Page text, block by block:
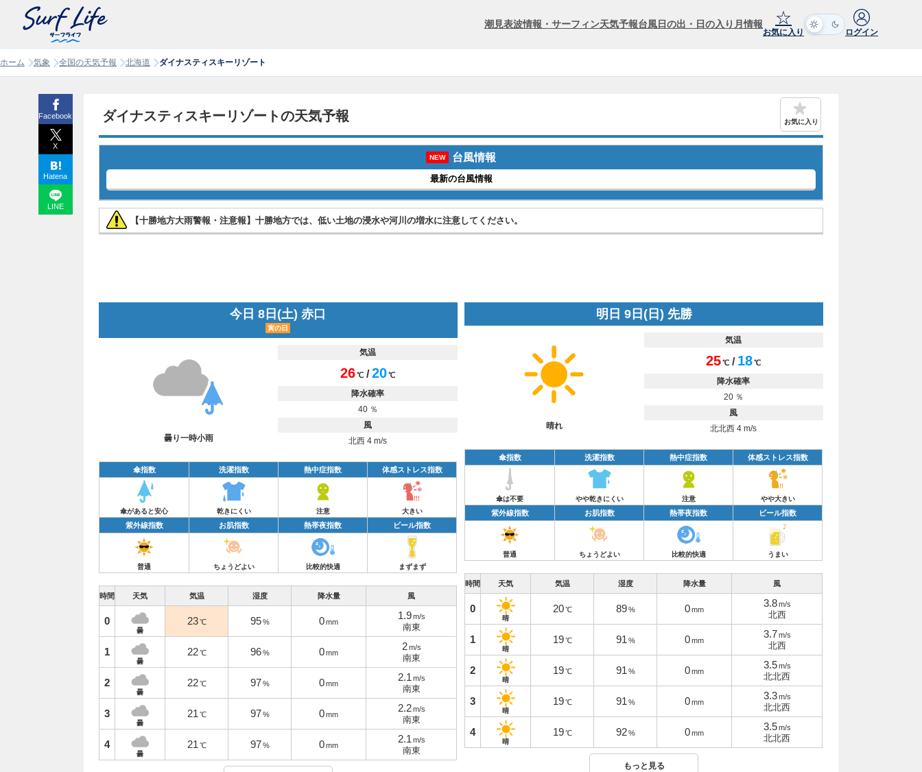
潮見表波情報・サーフィン天気予報台風日の出・日の入り 月情報 ☆
お気に入り ログイン
ホーム 気象 全国の天気予報 北海道 ダイナスティスキーリゾート
ダイナスティスキーリゾートの天気予報 お気に入り
NEW 台風情報
最新の台風情報
【十勝地方大雨警報・注意報】十勝地方では、低い土地の浸水や河川の増水に注意してください。
今日 8日(土) 赤口
寅の日
曇り一時小雨
気温
26℃ /20℃
降水確率
40 ％
風
北西 4 m/s
傘指数 洗濯指数 熱中症指数 体感ストレス指数
傘があると安心 乾きにくい 注意 大きい
紫外線指数 お肌指数 熱帯夜指数 ビール指数
普通 ちょうどよい 比較的快適 まずまず
時間 天気 気温 湿度 降水量 風
0
曇
23 ℃ 95 % 0mm
1.9 m/s
南東
1
曇
22 ℃ 96 % 0mm
2 m/s
南東
2
曇
22 ℃ 97 % 0mm
2.1 m/s
南東
3
曇
21 ℃ 97 % 0mm
2.2 m/s
南東
4
曇
21 ℃ 97 % 0mm
2.1 m/s
南東
明日 9日(日) 先勝
晴れ
気温
25℃ / 18℃
降水確率
20 ％
風
北北西 4 m/s
傘指数 洗濯指数 熱中症指数 体感ストレス指数
傘は不要 やや乾きにくい 注意 やや大きい
紫外線指数 お肌指数 熱帯夜指数 ビール指数
普通 ちょうどよい 比較的快適 うまい
時間 天気 気温 湿度 降水量 風
0
晴
20℃ 89% 0mm
3.8m/s
北西
1
晴
19℃ 91 % 0mm
3.7m/s
北西
2
晴
19℃ 91 % 0mm
3.5m/s
北北西
3
晴
19℃ 91 % 0mm
3.3m/s
北北西
4
晴
19℃ 92% 0mm
3.5m/s
北北西
もっと見る
Facebook
X
Hatena
LINE